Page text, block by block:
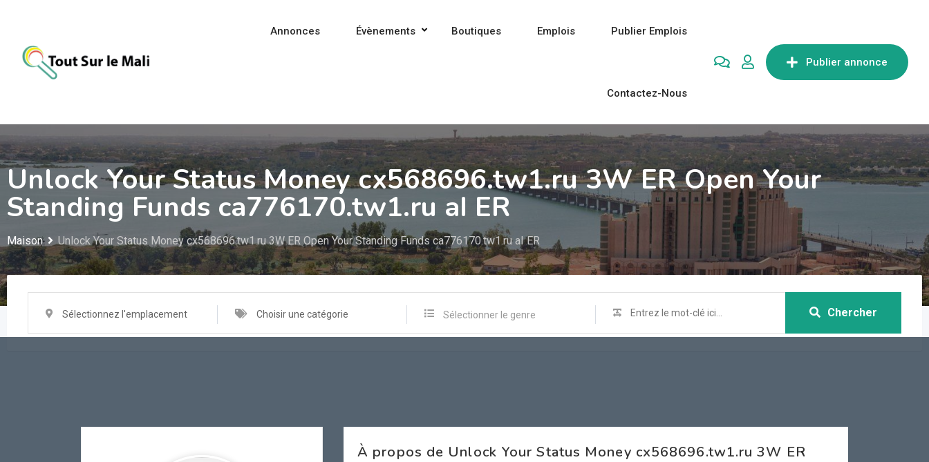
contenu
Publier annonce
Annonces Évènements Boutiques Emplois Publier Emplois
Contactez-Nous
Unlock Your Status Money cx568696.tw1.ru 3W ER Open Your
Standing Funds ca776170.tw1.ru aI ER
Maison Unlock Your Status Money cx568696.tw1.ru 3W ER Open Your Standing Funds ca776170.tw1.ru aI ER
Sélectionnez l'emplacement Choisir une catégorie Sélectionner le genre Chercher
À propos de Unlock Your Status Money cx568696.tw1.ru 3W ER